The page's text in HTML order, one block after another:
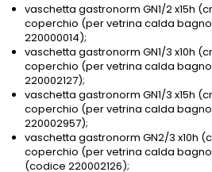
vaschetta gastronorm GN1/2 x15h
coperchio (per vetrina calda
220000014);
vaschetta gastronorm GN1/3 x10h
coperchio (per vetrina calda
220002127);
vaschetta gastronorm GN1/3 x15h
coperchio (per vetrina calda
220002957);
vaschetta gastronorm GN2/3 x10h
coperchio (per vetrina calda
(codice 220002126);